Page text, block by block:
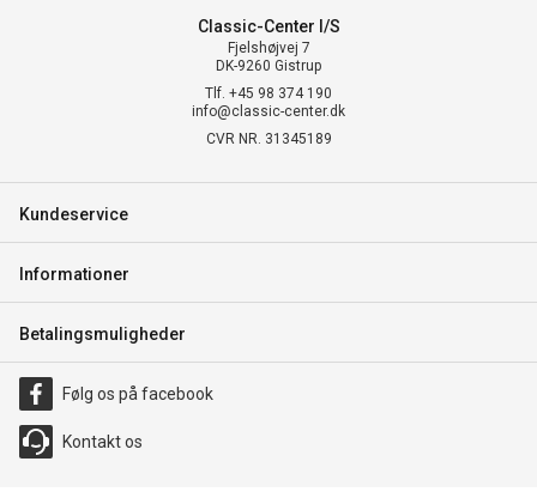
Classic-Center I/S
Fjelshøjvej 7
DK-9260 Gistrup
Tlf. +45 98 374 190
info@classic-center.dk
CVR NR. 31345189
Kundeservice
Informationer
Betalingsmuligheder
Følg os på facebook
Kontakt os